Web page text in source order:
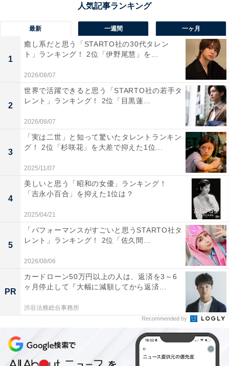
吉見町にある「道の駅 いちごの里よしみ」は、特産のイ
チゴをテーマにした、遠方からでもわざわざ足を運びた
くなる人気スポットです。特に冬から春にかけてのイチ
ゴ狩りシーズンの活気は別格で「あまりん」や「かおり
野」といった、新鮮でとびきりおいしい品種を心ゆくま
で堪能できるのがたまりません。もちろん、定番のイチ
ゴソフトクリームやジェラートは何度でも食べたくなる
おいしさで、イチゴ大福やジャムなどの加工品もお土産
に大人気。遊具や芝生広場もあり、家族みんなで旬の味
覚を体験できる道の駅です。
回答者からは「果物には目がないので、グルメ目的で訪
れたい」（40代女性／兵庫県）、「いちごの里というだ
けあり、いちごを使った商品やそのまま美味しいいちご
が購入できるため」（40代女性／富山県）、「いちごを
中心とした特産品やスイーツが豊富で、いちご狩りなど
の体験も楽しめる道の駅です。地域の農産物を活かした
加工品やお土産も充実しており、季節ごとに訪れる楽し
みがあります。埼玉らしさが感じられるテーマ性のある
施設であり、遠方からでも行きたいと思います」（20代
男性／静岡県）、「特産品のいちごはもちろん、地粉を
使ったうどんも楽しめ、お子様向けの複合遊具や芝生広
場もあるので、家族で楽しめるスポットだからです」
（60代男性／愛知県）といった声が集まりました。
最新 一週間 一ヶ月
1
癒し系だと思う「STARTO社の30代タレン
ト」ランキング！ 2位「伊野尾慧」を...
2026/08/07
2
世界で活躍できると思う「STARTO社の若手タ
レント」ランキング！ 2位「目黒蓮...
2026/08/07
3
「実は二世」と知って驚いたタレントランキン
グ！ 2位「杉咲花」を大差で抑えた1位...
2025/11/07
4
美しいと思う「昭和の女優」ランキング！
「吉永小百合」を抑えた1位は？
2025/04/21
5
「パフォーマンスがすごいと思うSTARTO社タ
レント」ランキング！ 2位「佐久間...
2026/08/06
PR
カードローン50万円以上の人は、返済を3～6
ヶ月停止して『大幅に減額してから返済...
渋谷法務総合事務所
Recommended by